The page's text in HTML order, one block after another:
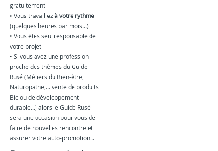
gratuitement
• Vous travaillez à votre rythme
(quelques heures par mois...)
• Vous êtes seul responsable de
votre projet
• Si vous avez une profession
proche des thèmes du Guide
Rusé (Métiers du Bien-être,
Naturopathe,... vente de produits
Bio ou de développement
durable...) alors le Guide Rusé
sera une occasion pour vous de
faire de nouvelles rencontre et
assurer votre auto-promotion...